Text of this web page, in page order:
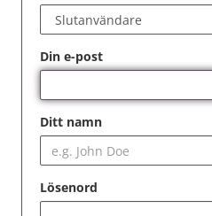
Din e-post
Ditt namn
Lösenord